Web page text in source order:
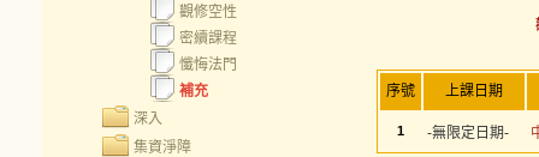
觀修空性
密續課程
懺悔法門
補充
深入
集資淨障
序號 上課日期
1 -無限定日期-